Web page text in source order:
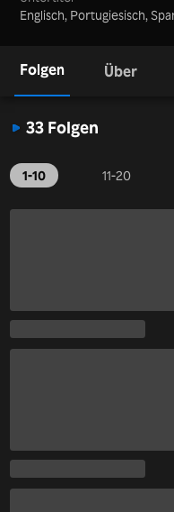
Englisch, Portugiesisch,
Folgen Über
33 Folgen
1-10 11-20